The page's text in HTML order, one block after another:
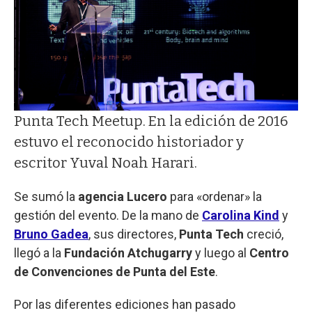
Punta Tech Meetup. En la edición de 2016
estuvo el reconocido historiador y
escritor Yuval Noah Harari.
Se sumó la agencia Lucero para «ordenar» la
gestión del evento. De la mano de Carolina Kind y
Bruno Gadea, sus directores, Punta Tech creció,
llegó a la Fundación Atchugarryy luego al Centro
de Convenciones de Punta del Este.
Por las diferentes ediciones han pasado